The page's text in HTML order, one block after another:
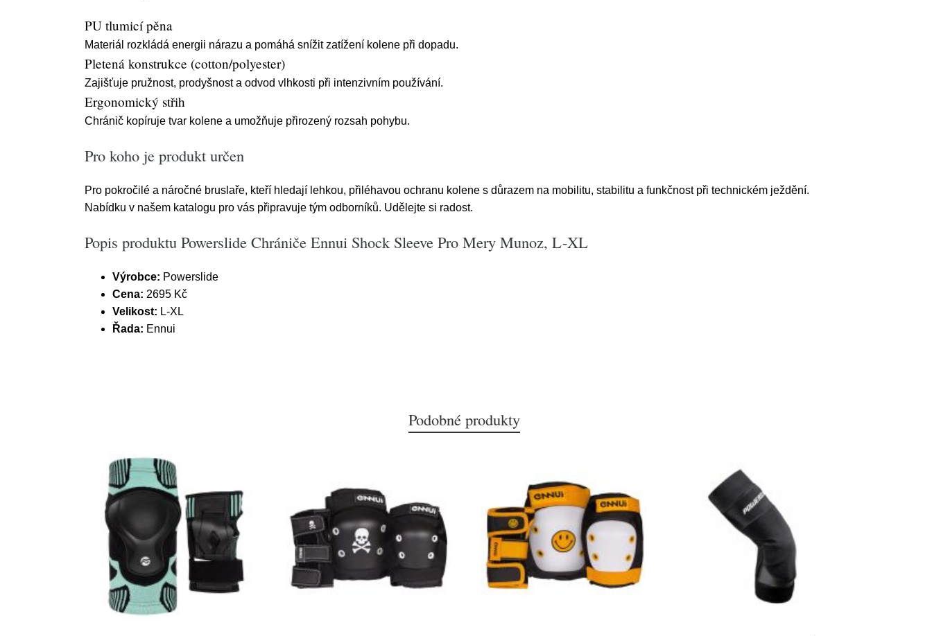
PU tlumicí pěna
Materiál rozkládá energii nárazu a pomáhá snížit zatížení kolene při dopadu.
Pletená konstrukce (cotton/polyester)
Zajišťuje pružnost, prodyšnost a odvod vlhkosti při intenzivním používání.
Ergonomický střih
Chránič kopíruje tvar kolene a umožňuje přirozený rozsah pohybu.
Pro koho je produkt určen
Pro pokročilé a náročné bruslaře, kteří hledají lehkou, přiléhavou ochranu kolene s důrazem na mobilitu, stabilitu a funkčnost při technickém ježdění.
Nabídku v našem katalogu pro vás připravuje tým odborníků. Udělejte si radost.
Popis produktu Powerslide Chrániče Ennui Shock Sleeve Pro Mery Munoz, L-XL
Výrobce: Powerslide
Cena: 2695 Kč
Velikost: L-XL
Řada: Ennui
Podobné produkty